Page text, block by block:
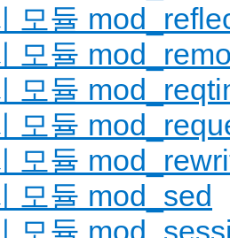
모듈
모듈
모듈
모듈
모듈
모듈 mod_sed
모듈